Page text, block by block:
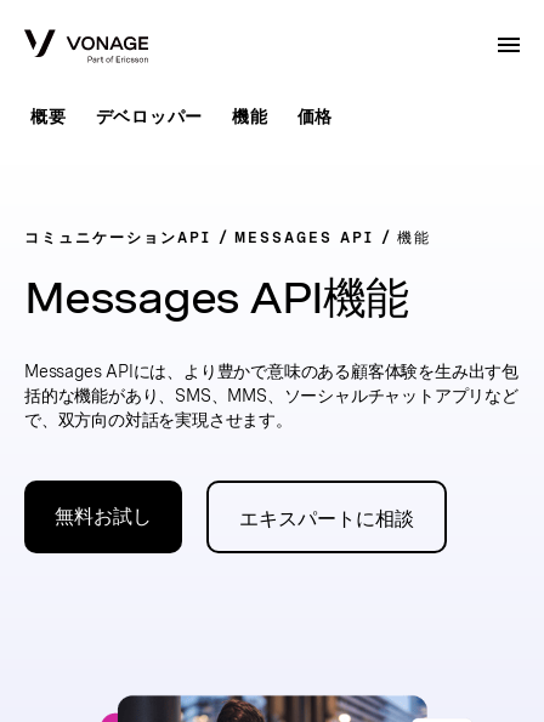
概要 デベロッパー 機能 価格
コミュニケーションAPI MESSAGES API 機能
Messages API機能
Messages APIには、より豊かで意味のある顧客体験を生み出す包
括的な機能があり、SMS、MMS、ソーシャルチャットアプリなど
で、双方向の対話を実現させます。
無料お試し エキスパートに相談